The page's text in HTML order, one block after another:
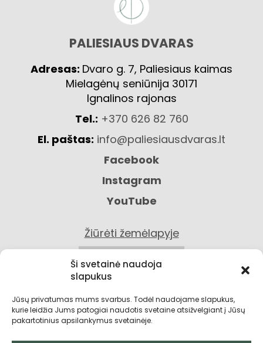
Ši svetainė naudoja
slapukus
Jūsų privatumas mums svarbus. Todėl naudojame slapukus,
kurie leidžia Jums patogiai naudotis svetaine atsižvelgiant į Jūsų
pakartotinius apsilankymus svetainėje.
PALIESIAUS DVARAS
Adresas: Dvaro g. 7, Paliesiaus kaimas
Mielagėnų seniūnija 30171
Ignalinos rajonas
Tel.: +370 626 82 760
El. paštas: info@paliesiausdvaras.lt
Facebook
Instagram
YouTube
Žiūrėti žemėlapyje
KONTAKTAI